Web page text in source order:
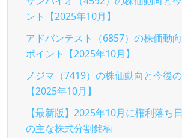
ント【2025年10月】
アドバンテスト（6857）の株価動
ポイント【2025年10月】
ノジマ（7419）の株価動向と今後
【2025年10月】
【最新版】2025年10月に権利落ち
の主な株式分割銘柄